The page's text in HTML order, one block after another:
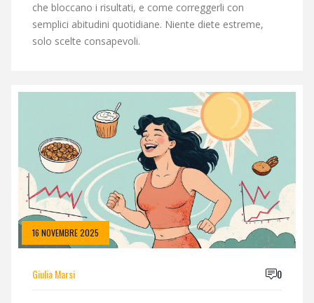
che bloccano i risultati, e come correggerli con
semplici abitudini quotidiane. Niente diete estreme,
solo scelte consapevoli.
16 NOVEMBRE 2025
Giulia Marsi 0